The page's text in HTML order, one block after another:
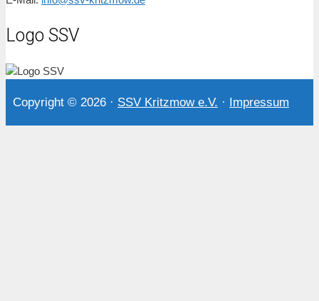
Logo SSV
Copyright © 2026 · SSV Kritzmow e.V. · Impressum